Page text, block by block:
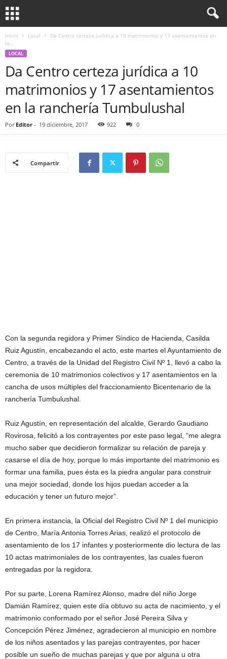
Inicio Local
Da Centro certeza jurídica a 10 matrimonios y 17 asentamientos en
la...
LOCAL
Da Centro certeza jurídica a 10
matrimonios y 17 asentamientos
en la ranchería Tumbulushal
Por Editor - 19 diciembre, 2017 922 0
Compartir
Con la segunda regidora y Primer Síndico de Hacienda, Casilda
Ruiz Agustín, encabezando el acto, este martes el Ayuntamiento de
Centro, a través de la Unidad del Registro Civil Nº 1, llevó a cabo la
ceremonia de 10 matrimonios colectivos y 17 asentamientos en la
cancha de usos múltiples del fraccionamiento Bicentenario de la
ranchería Tumbulushal.
Ruiz Agustín, en representación del alcalde, Gerardo Gaudiano
Rovirosa, felicitó a los contrayentes por este paso legal, “me alegra
mucho saber que decidieron formalizar su relación de pareja y
casarse el día de hoy, porque lo más importante del matrimonio es
formar una familia, pues ésta es la piedra angular para construir
una mejor sociedad, donde los hijos puedan acceder a la
educación y tener un futuro mejor”.
En primera instancia, la Oficial del Registro Civil Nº 1 del municipio
de Centro, María Antonia Torres Arias, realizó el protocolo de
asentamiento de los 17 infantes y posteriormente dio lectura de las
10 actas matrimoniales de los contrayentes, las cuales fueron
entregadas por la regidora.
Por su parte, Lorena Ramírez Alonso, madre del niño Jorge
Damián Ramírez, quien este día obtuvo su acta de nacimiento, y el
matrimonio conformado por el señor José Pereira Silva y
Concepción Pérez Jiménez, agradecieron al municipio en nombre
de los niños asentados y las parejas contrayentes, por hacer
posible un sueño de muchas parejas y que por alguna u otra